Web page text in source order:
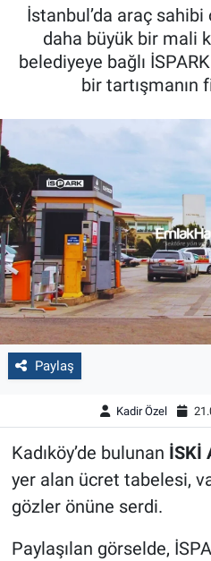
İstanbul’da araç
daha büyük bir mali
belediyeye bağlı
bir tartışmanın
Paylaş
Kadir Özel
Kadıköy’de bulunan İSKİ
yer alan ücret tabelesi,
gözler önüne serdi.
Paylaşılan görselde,